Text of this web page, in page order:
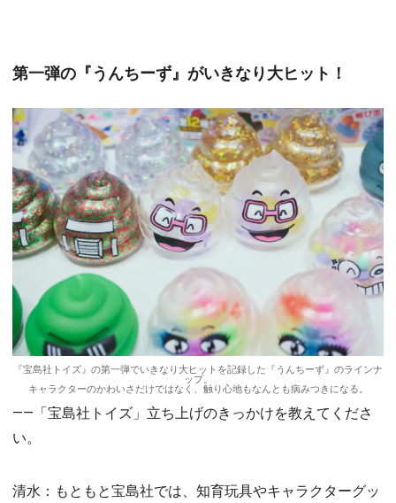
第一弾の『うんちーず』がいきなり大ヒット！
『宝島社トイズ』の第一弾でいきなり大ヒットを記録した『うんちーず』のラインナ
ップ。
キャラクターのかわいさだけではなく、触り心地もなんとも病みつきになる。
――「宝島社トイズ」立ち上げのきっかけを教えてくださ
い。
清水：もともと宝島社では、知育玩具やキャラクターグッ